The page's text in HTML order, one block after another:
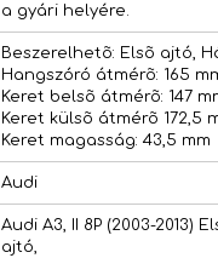
a gyári helyére.
Beszerelhetõ: Elsõ ajtó,
Hangszóró átmérõ: 165
Keret belsõ átmérõ: 147
Keret külsõ átmérõ 172,5
Keret magasság: 43,5 mm
Audi
Audi A3, II 8P (2003-2013)
ajtó,